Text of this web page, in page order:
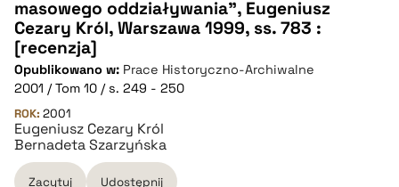
pobierz cytat
BIBTEX
pobierz cytat
masowego oddziaływania", Eugeniusz
Cezary Król, Warszawa 1999, ss. 783 :
[recenzja]
Opublikowano w: Prace Historyczno-Archiwalne
2001 / Tom 10 / s. 249 - 250
ROK: 2001
Eugeniusz Cezary Król
Bernadeta Szarzyńska
Zacytuj Udostępnij